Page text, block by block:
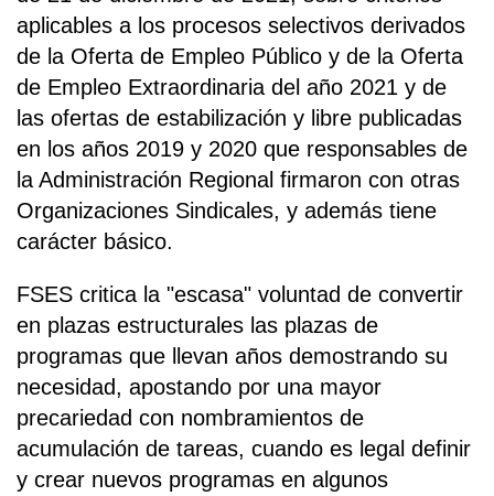
aplicables a los procesos selectivos derivados
de la Oferta de Empleo Público y de la Oferta
de Empleo Extraordinaria del año 2021 y de
las ofertas de estabilización y libre publicadas
en los años 2019 y 2020 que responsables de
la Administración Regional firmaron con otras
Organizaciones Sindicales, y además tiene
carácter básico.
FSES critica la "escasa" voluntad de convertir
en plazas estructurales las plazas de
programas que llevan años demostrando su
necesidad, apostando por una mayor
precariedad con nombramientos de
acumulación de tareas, cuando es legal definir
y crear nuevos programas en algunos